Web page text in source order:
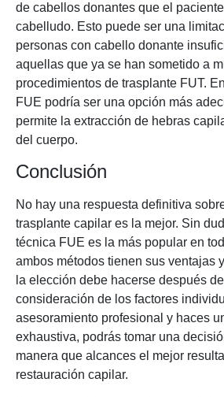
de cabellos donantes que el
cabelludo. Esto puede ser una
personas con cabello donante
aquellas que ya se han sometido a
procedimientos de trasplante FUT.
FUE podría ser una opción más
permite la extracción de hebras
del cuerpo.
Conclusión
No hay una respuesta definitiva
trasplante capilar es la mejor. Sin
técnica FUE es la más popular en
ambos métodos tienen sus ventajas
la elección debe hacerse después
consideración de los factores
asesoramiento profesional y haces
exhaustiva, podrás tomar una
manera que alcances el mejor
restauración capilar.